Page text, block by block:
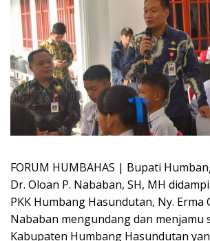
FORUM HUMBAHAS | Bupati
Dr. Oloan P. Nababan, SH, MH
PKK Humbang Hasundutan, Ny. Erma
Nababan mengundang dan menjamu
Kabupaten Humbang Hasundutan